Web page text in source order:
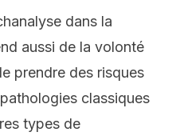
dans la
aussi de la volonté
prendre des risques
classiques
types de